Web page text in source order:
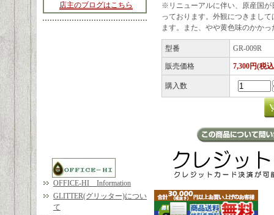
店主のブログはこちら
OFFICE-HI Information
GLITTER(グリッター)につい
て
※リニューアルに伴い、原産国が
っております。外観につきまし
ます。また、やや黄色味のかか
型番 GR-009R
販売価格 7,300円(税
購入数